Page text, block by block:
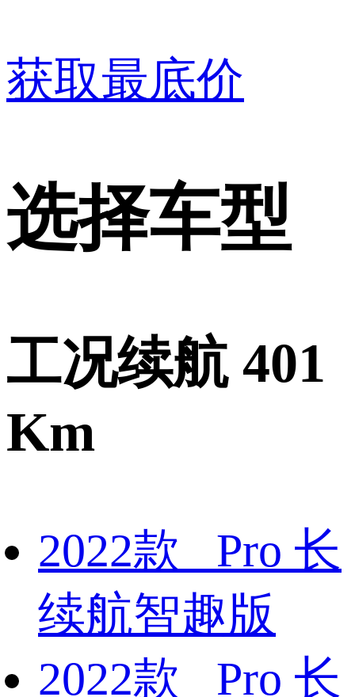
获取最底价
选择车型
工况续航 401
Km
2022款 Pro 长
续航智趣版
2022款 Pro 长